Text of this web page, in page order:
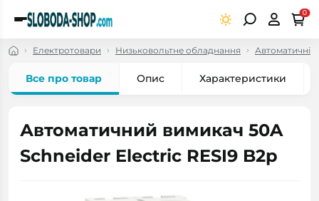
0
Електротовари Низьковольтне обладнання Автоматичні
Все про товар Опис Характеристики
Автоматичний вимикач 50A
Schneider Electric RESI9 B2р